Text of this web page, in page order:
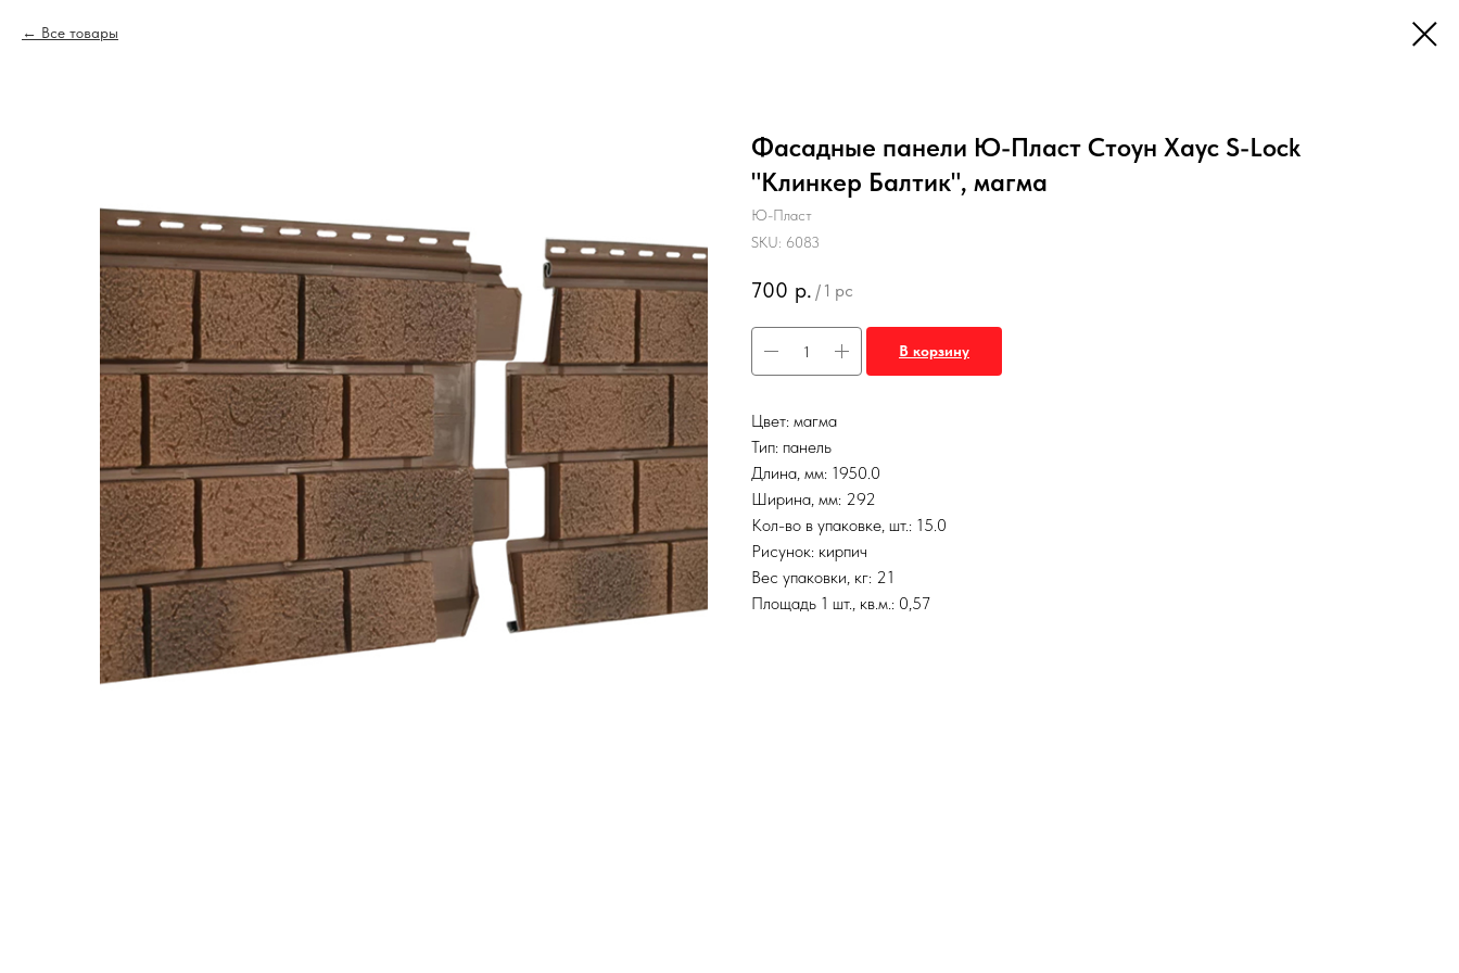
Все товары
Фасадные панели Ю-Пласт Стоун Хаус S-Lock
"Клинкер Балтик", магма
Ю-Пласт
SKU: 6083
700 р. / 1 pc
В корзину
Цвет: магма
Тип: панель
Длина, мм: 1950.0
Ширина, мм: 292
Кол-во в упаковке, шт.: 15.0
Рисунок: кирпич
Вес упаковки, кг: 21
Площадь 1 шт., кв.м.: 0,57